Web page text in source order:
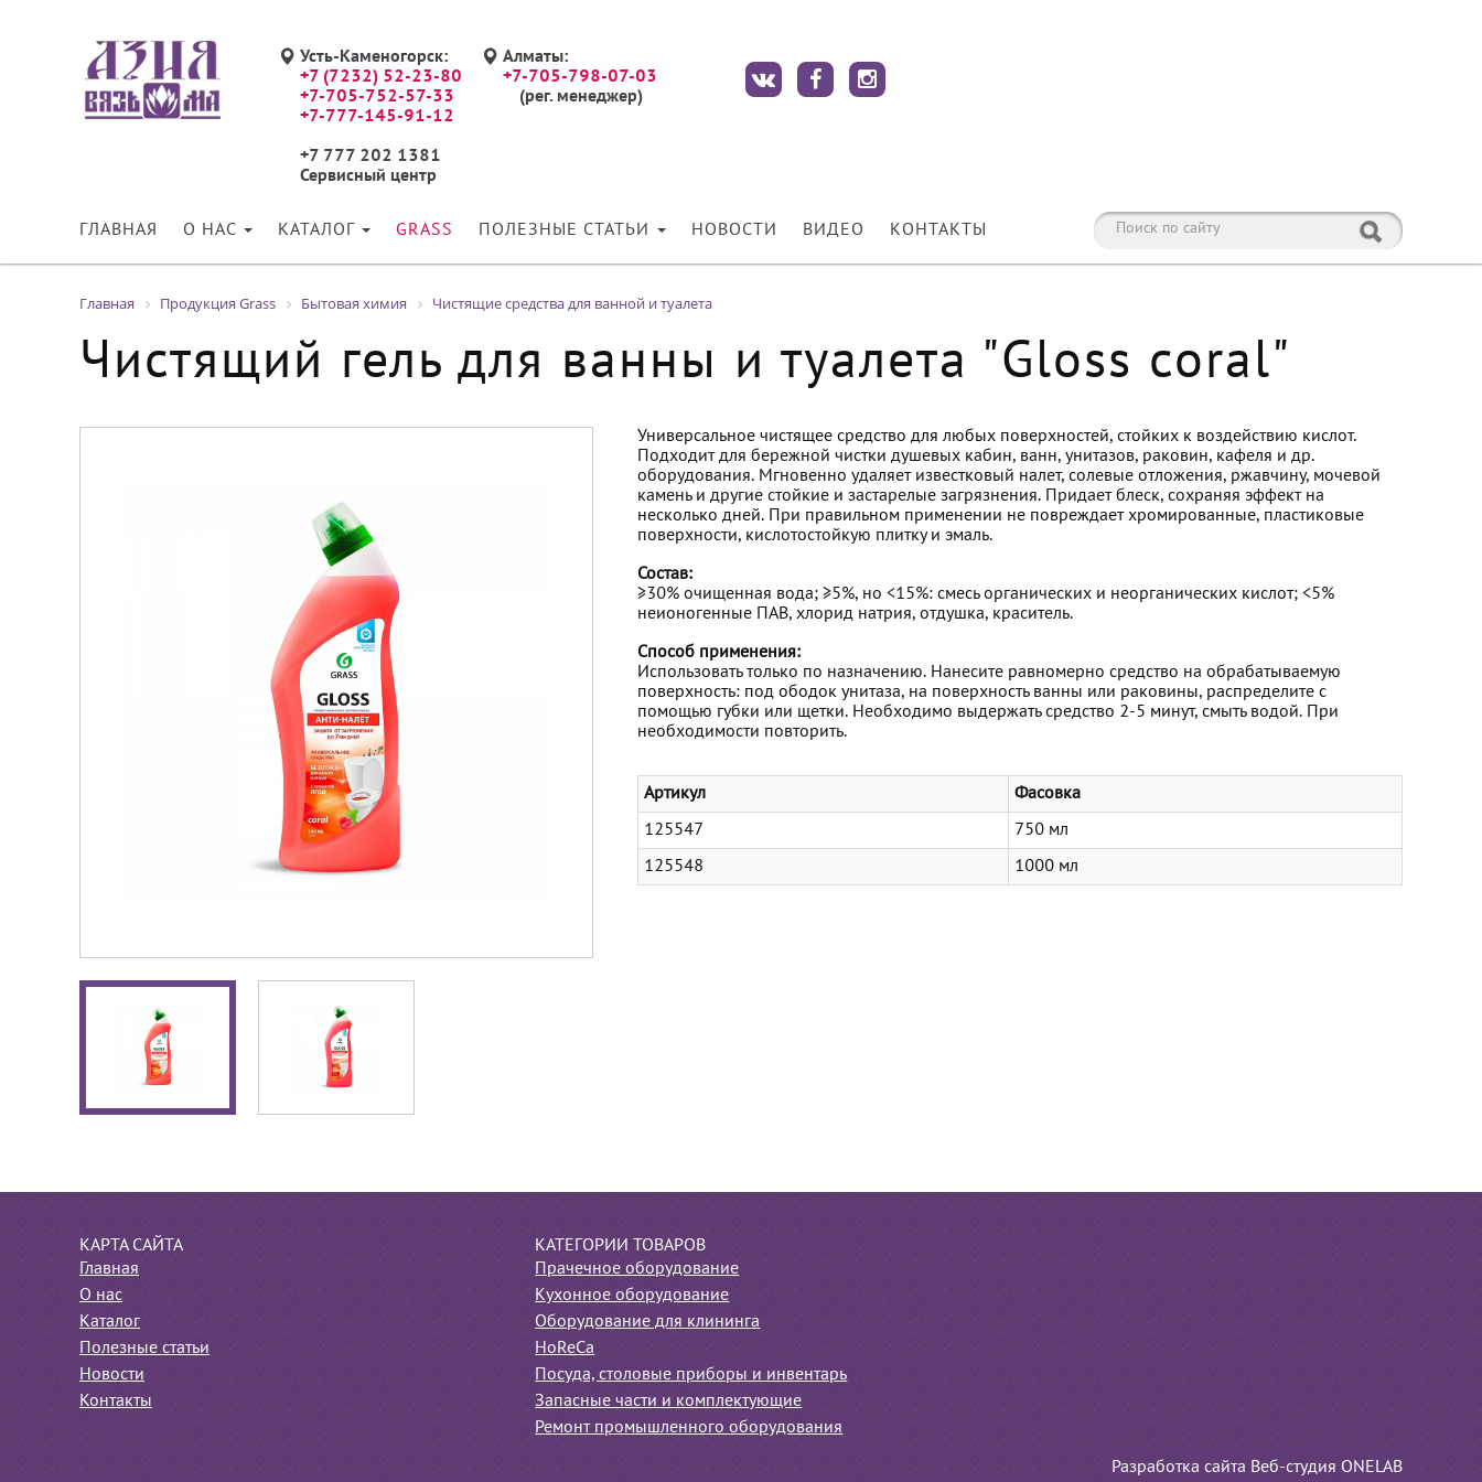
Усть-Каменогорск:
+7 (7232) 52-23-80
+7-705-752-57-33
+7-777-145-91-12
+7 777 202 1381
Сервисный центр
Алматы:
+7-705-798-07-03
(рег. менеджер)
ГЛАВНАЯ О НАС КАТАЛОГ GRASS ПОЛЕЗНЫЕ СТАТЬИ НОВОСТИ ВИДЕО КОНТАКТЫ
Главная Продукция Grass Бытовая химия Чистящие средства для ванной и туалета
Чистящий гель для ванны и туалета "Gloss coral"
Универсальное чистящее средство для любых поверхностей, стойких к воздействию кислот.
Подходит для бережной чистки душевых кабин, ванн, унитазов, раковин, кафеля и др.
оборудования. Мгновенно удаляет известковый налет, солевые отложения, ржавчину, мочевой
камень и другие стойкие и застарелые загрязнения. Придает блеск, сохраняя эффект на
несколько дней. При правильном применении не повреждает хромированные, пластиковые
поверхности, кислотостойкую плитку и эмаль.
Состав:
≥30% очищенная вода; ≥5%, но <15%: смесь органических и неорганических кислот; <5%
неионогенные ПАВ, хлорид натрия, отдушка, краситель.
Способ применения:
Использовать только по назначению. Нанесите равномерно средство на обрабатываемую
поверхность: под ободок унитаза, на поверхность ванны или раковины, распределите с
помощью губки или щетки. Необходимо выдержать средство 2-5 минут, смыть водой. При
необходимости повторить.
Артикул Фасовка
125547 750 мл
125548 1000 мл
КАРТА САЙТА
Главная
О нас
Каталог
Полезные статьи
Новости
Контакты
КАТЕГОРИИ ТОВАРОВ
Прачечное оборудование
Кухонное оборудование
Оборудование для клининга
HoReCa
Посуда, столовые приборы и инвентарь
Запасные части и комплектующие
Ремонт промышленного оборудования
Разработка сайта Веб-студия ONELAB